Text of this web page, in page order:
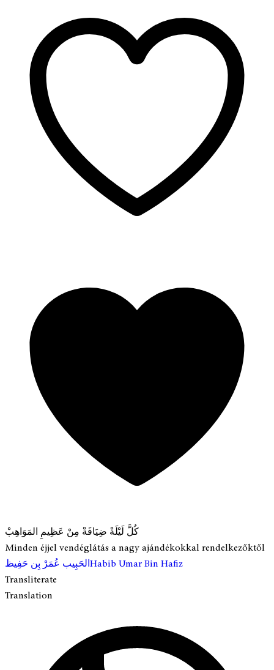
كُلَّ لَيْلَةْ ضِيَافَةْ مِنْ عَظِيمِ المَوَاهِبْ
Minden éjjel vendéglátás a nagy ajándékokkal rendelkezőktől
الحَبِيب عُمَرْ بِن حَفِيظHabib Umar Bin Hafiz
Transliterate
Translation